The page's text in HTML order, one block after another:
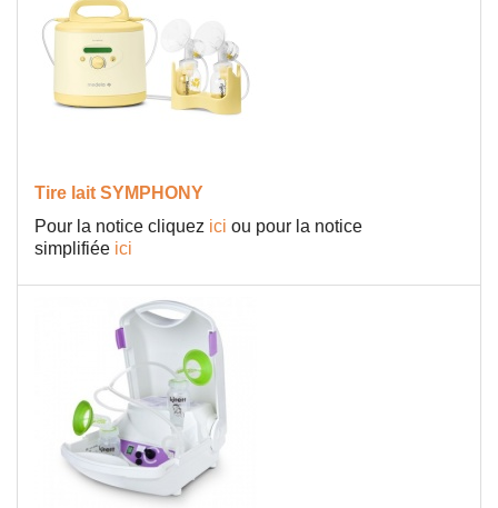
Tire lait SYMPHONY
Pour la notice cliquez ici ou pour la notice
simplifiée ici